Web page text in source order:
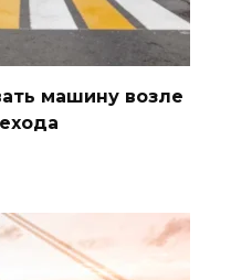
машину возле